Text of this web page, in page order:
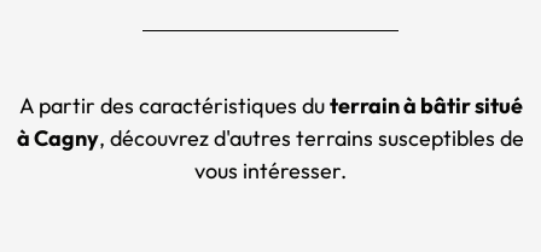
A partir des caractéristiques duterrain à bâtir situé
à Cagny, découvrez d'autres terrains susceptibles de
vous intéresser.